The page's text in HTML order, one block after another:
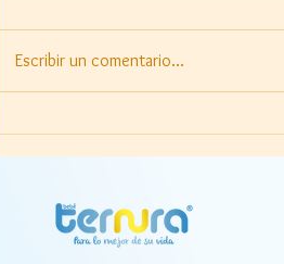
Escribir un comentario...